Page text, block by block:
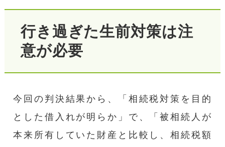
行き過ぎた生前対策は注
意が必要
今回の判決結果から、「相続税対策を目的
とした借入れが明らか」で、「被相続人が
本来所有していた財産と比較し、相続税額